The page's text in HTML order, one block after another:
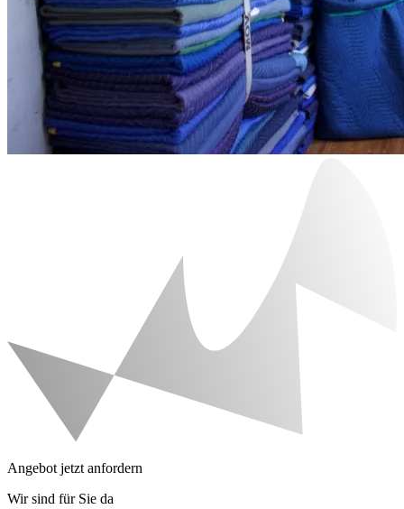
Angebot jetzt anfordern
Wir sind für Sie da